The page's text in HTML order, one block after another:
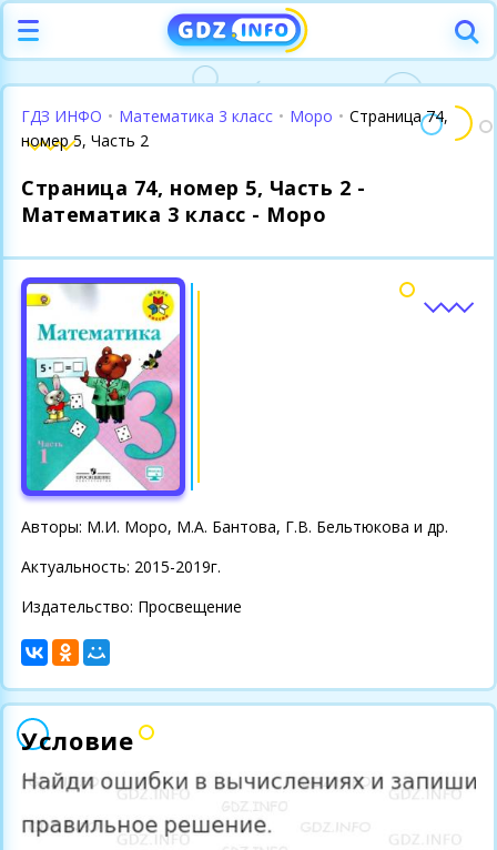
ГДЗ ИНФО • Математика 3 класс • Моро • Страница 74,
номер 5, Часть 2
Страница 74, номер 5, Часть 2 -
Математика 3 класс - Моро
Авторы: М.И. Моро, М.А. Бантова, Г.В. Бельтюкова и др.
Актуальность: 2015-2019г.
Издательство: Просвещение
Условие